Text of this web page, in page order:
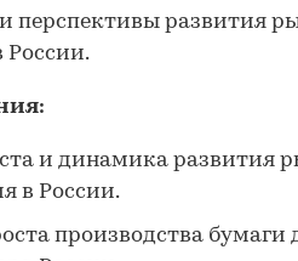
перспективы развития
России.
и динамика развития
в России.
производства бумаги